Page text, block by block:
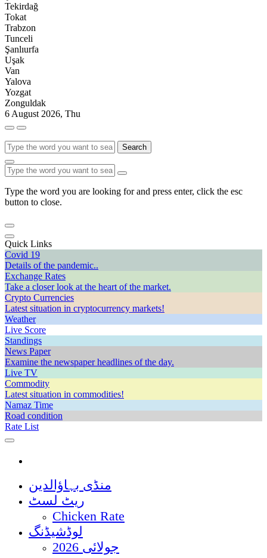
Tekirdağ
Tokat
Trabzon
Tunceli
Şanlıurfa
Uşak
Van
Yalova
Yozgat
Zonguldak
6 August 2026, Thu
Search
Type the word you are looking for and press enter, click the esc
button to close.
Quick Links
Covid 19
Details of the pandemic..
Exchange Rates
Take a closer look at the heart of the market.
Crypto Currencies
Latest situation in cryptocurrency markets!
Weather
Live Score
Standings
News Paper
Examine the newspaper headlines of the day.
Live TV
Commodity
Latest situation in commodities!
Namaz Time
Road condition
Rate List
منڈی بہاؤالدین
ریٹ لسٹ
Chicken Rate
لوڈشیڈنگ
جولائی 2026